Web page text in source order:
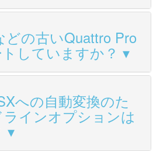
どの古いQuattro Pro
していますか？
への自動変換のた
インオプションは